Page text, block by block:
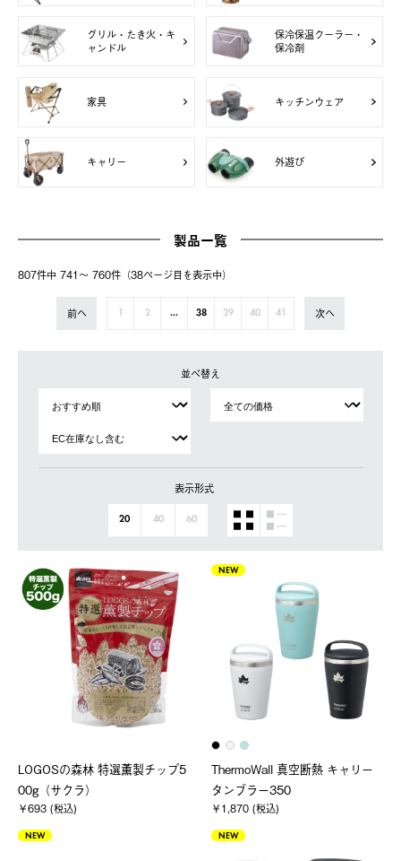
グリル・たき火・キ
ャンドル
保冷保温クーラー・
保冷剤
家具 キッチンウェア
キャリー 外遊び
製品一覧
807件中 741〜 760件（38ページ⽬を表⽰中）
前へ 2 ... 38 39 40 41 次へ
並べ替え
表示形式
20 40 60
LOGOSの森林 特選薫製チップ5
00g（サクラ）
￥693 (税込)
NEW
ThermoWall 真空断熱 キャリー
タンブラー350
￥1,870 (税込)
NEW NEW